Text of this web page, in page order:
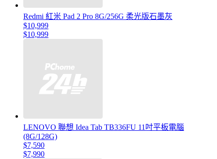
Redmi 紅米 Pad 2 Pro 8G/256G 柔光版石墨灰
$10,999
$10,999
LENOVO 聯想 Idea Tab TB336FU 11吋平板電腦
(8G/128G)
$7,590
$7,990